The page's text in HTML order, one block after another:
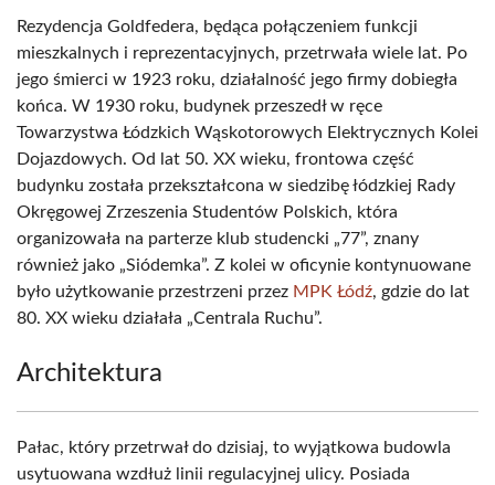
Rezydencja Goldfedera, będąca połączeniem funkcji
mieszkalnych i reprezentacyjnych, przetrwała wiele lat. Po
jego śmierci w 1923 roku, działalność jego firmy dobiegła
końca. W 1930 roku, budynek przeszedł w ręce
Towarzystwa Łódzkich Wąskotorowych Elektrycznych Kolei
Dojazdowych. Od lat 50. XX wieku, frontowa część
budynku została przekształcona w siedzibę łódzkiej Rady
Okręgowej Zrzeszenia Studentów Polskich, która
organizowała na parterze klub studencki „77”, znany
również jako „Siódemka”. Z kolei w oficynie kontynuowane
było użytkowanie przestrzeni przez MPK Łódź, gdzie do lat
80. XX wieku działała „Centrala Ruchu”.
Architektura
Pałac, który przetrwał do dzisiaj, to wyjątkowa budowla
usytuowana wzdłuż linii regulacyjnej ulicy. Posiada